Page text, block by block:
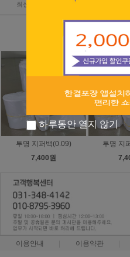
최신순 낮은가격
투명 지퍼백(0.09)
7,400원
투명 지
이용안내 이용약관
하루동안 열지 않기